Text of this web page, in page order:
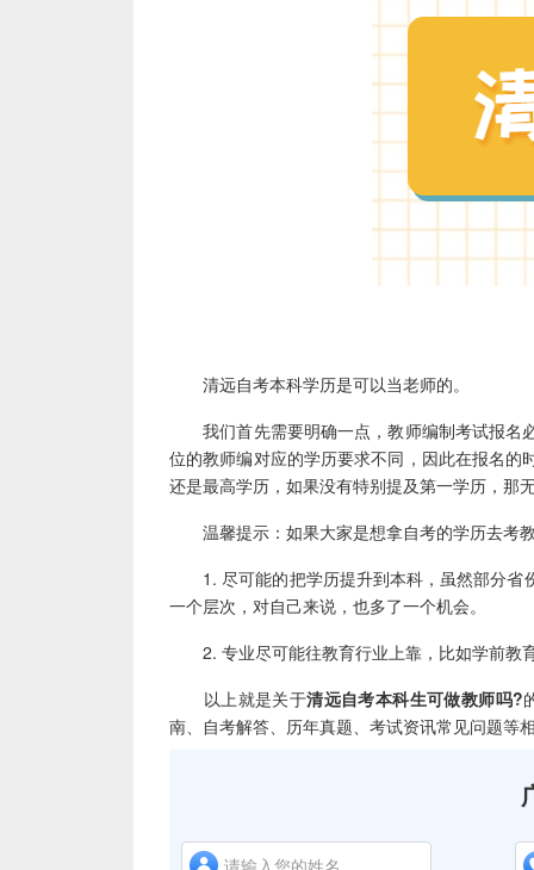
清远自考本科学历是可以当老师的。
我们首先需要明确一点，教师编制考试报名
位的教师编对应的学历要求不同，因此在报名
还是最高学历，如果没有特别提及第一学历，那
温馨提示：如果大家是想拿自考的学历去考
1. 尽可能的把学历提升到本科，虽然部分省
一个层次，对自己来说，也多了一个机会。
2. 专业尽可能往教育行业上靠，比如学前教
以上就是关于清远自考本科生可做教师吗?
南、自考解答、历年真题、考试资讯常见问题等